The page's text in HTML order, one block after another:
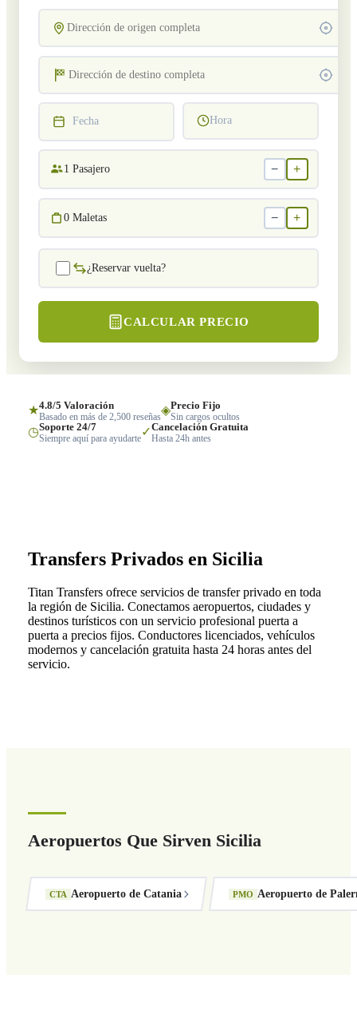
Fecha Hora
1 Pasajero − +
0 Maletas − +
¿Reservar vuelta?
CALCULAR PRECIO
★4.8/5 Valoración
Basado en más de 2,500 reseñas◈Precio Fijo
Sin cargos ocultos
◷Soporte 24/7
Siempre aquí para ayudarte✓Cancelación Gratuita
Hasta 24h antes
Transfers Privados en Sicilia
Titan Transfers ofrece servicios de transfer privado en toda
la región de Sicilia. Conectamos aeropuertos, ciudades y
destinos turísticos con un servicio profesional puerta a
puerta a precios fijos. Conductores licenciados, vehículos
modernos y cancelación gratuita hasta 24 horas antes del
servicio.
Aeropuertos Que Sirven Sicilia
CTA Aeropuerto de Catania PMO Aeropuerto de